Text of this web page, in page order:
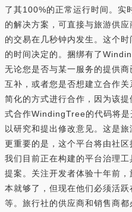
了其100%的正常运行时间。实
的解决方案，可直接与旅游供
的交易在几秒钟内发生。这个
的时间决定的。捆绑有了
无论您是否与某一服务的提供
互补，或者您是否想建立合作
简化的方式进行合作，因为该
式合作WindingTree的代码将
以研究和提出修改意见。这是旅
更重要的是，这个平台将由社
我们目前正在构建的平台治理
提案。关注开发者体验十年前
本就够了，但现在他们必须活
等。旅行社的供应商和销售商